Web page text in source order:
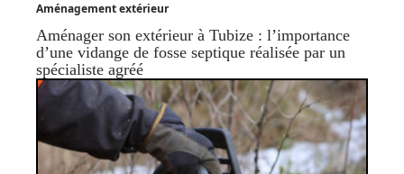
Aménagement extérieur
Aménager son extérieur à Tubize : l’importance
d’une vidange de fosse septique réalisée par un
spécialiste agréé